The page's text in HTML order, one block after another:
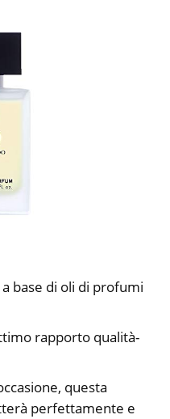
base di oli di profumi
rapporto qualità-
questa
perfettamente e